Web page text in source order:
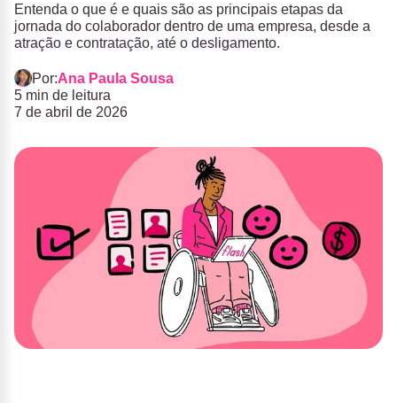
Entenda o que é e quais são as principais etapas da
jornada do colaborador dentro de uma empresa, desde a
atração e contratação, até o desligamento.
Por:Ana Paula Sousa
5 min de leitura
7 de abril de 2026